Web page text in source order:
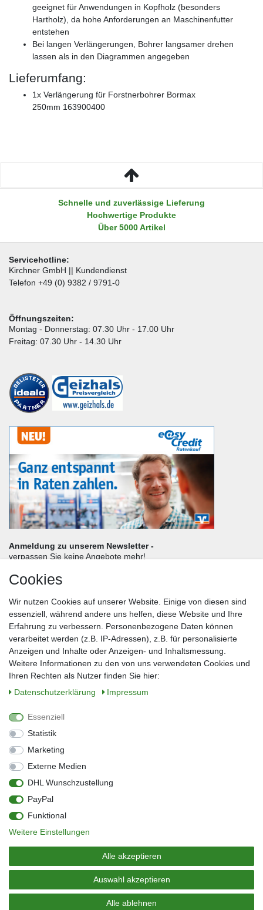
geeignet für Anwendungen in Kopfholz (besonders
Hartholz), da hohe Anforderungen an Maschinenfutter
entstehen
Bei langen Verlängerungen, Bohrer langsamer drehen
lassen als in den Diagrammen angegeben
Lieferumfang:
1x Verlängerung für Forstnerbohrer Bormax
250mm 163900400
Schnelle und zuverlässige Lieferung
Hochwertige Produkte
Über 5000 Artikel
Servicehotline:
Kirchner GmbH || Kundendienst
Telefon +49 (0) 9382 / 9791-0
Öffnungszeiten:
Montag - Donnerstag: 07.30 Uhr - 17.00 Uhr
Freitag: 07.30 Uhr - 14.30 Uhr
Anmeldung zu unserem Newsletter -
verpassen Sie keine Angebote mehr!
Nachname*
E-Mail*
Sie können den Newsletter jederzeit kostenlos abbestellen.
** gilt für Lieferungen innerhalb Deutschlands, Lieferzeiten für andere Länder
entnehmen Sie bitte der Schaltfläche mit den Versandinformationen
Widerrufs­recht
Kontakt
Barrierefreiheitserklärung
Zahlung & Versand
Vertrag widerrufen
© Copyright 2026 | Alle Rechte vorbehalten.
Cookies
Wir nutzen Cookies auf unserer Website. Einige von diesen sind
essenziell, während andere uns helfen, diese Website und Ihre
Erfahrung zu verbessern. Personenbezogene Daten können
verarbeitet werden (z.B. IP-Adressen), z.B. für personalisierte
Anzeigen und Inhalte oder Anzeigen- und Inhaltsmessung.
Weitere Informationen zu den von uns verwendeten Cookies und
Ihren Rechten als Nutzer finden Sie hier:
Daten­schutz­erklärung
Impressum
Essenziell
Statistik
Marketing
Externe Medien
DHL Wunschzustellung
PayPal
Funktional
Weitere Einstellungen
Alle akzeptieren
Auswahl akzeptieren
Alle ablehnen